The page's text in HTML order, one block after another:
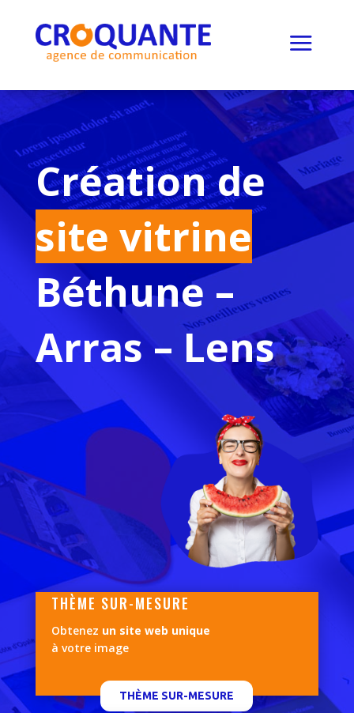
a
Création de
site vitrine
Béthune –
Arras – Lens
THÈME SUR-MESURE
Obtenez un site web unique
à votre image
THÈME SUR-MESURE